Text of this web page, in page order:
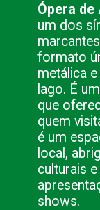
Ópera de
um dos
formato
metálica
lago. É
que
quem
é um
local,
culturais
shows.